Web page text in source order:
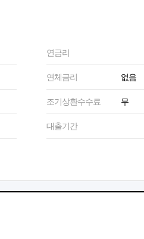
연금리
연체금리 없음
조기상환수수료 무
대출기간